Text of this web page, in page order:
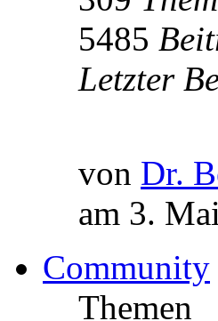
5485
Letzter
von Dr.
am 3.
Community
Themen